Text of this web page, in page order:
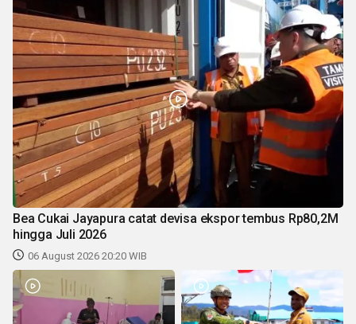
Bea Cukai Jayapura catat devisa ekspor tembus Rp80,2M
hingga Juli 2026
06 August 2026 20:20 WIB